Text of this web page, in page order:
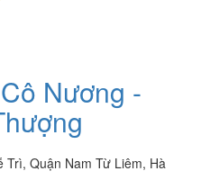
Nương -
Trì, Quận Nam Từ Liêm, Hà